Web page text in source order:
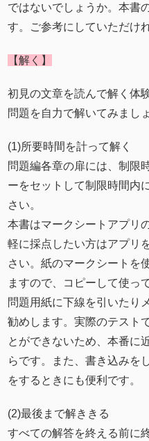
ではないでしょうか。本書
す。ご参考にしていただけ
【解く】
初見の文章を読んで解く体
問題を自力で解いてみまし
(1)所要時間を計って解く
問題編各章の扉には、制限
ーをセットして制限時間内
さい。
本書はマークシートアプリ
軽に採点したい方はアプリ
さい。紙のマークシートを
ますので、コピーして使っ
問題用紙に下線を引いたり
勧めします。実際のテスト
とができないため、本番に
らです。また、書き込みを
をするときにも便利です。
(2)最後まで解ききる
すべての解答を終える前に